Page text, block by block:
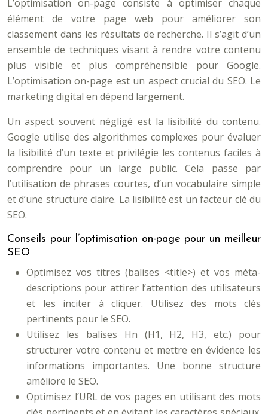
L’optimisation on-page consiste à optimiser chaque
élément de votre page web pour améliorer son
classement dans les résultats de recherche. Il s’agit d’un
ensemble de techniques visant à rendre votre contenu
plus visible et plus compréhensible pour Google.
L’optimisation on-page est un aspect crucial du SEO. Le
marketing digital en dépend largement.
Un aspect souvent négligé est la lisibilité du contenu.
Google utilise des algorithmes complexes pour évaluer
la lisibilité d’un texte et privilégie les contenus faciles à
comprendre pour un large public. Cela passe par
l’utilisation de phrases courtes, d’un vocabulaire simple
et d’une structure claire. La lisibilité est un facteur clé du
SEO.
Conseils pour l’optimisation on-page pour un meilleur
SEO
Optimisez vos titres (balises <title>) et vos méta-
descriptions pour attirer l’attention des utilisateurs
et les inciter à cliquer. Utilisez des mots clés
pertinents pour le SEO.
Utilisez les balises Hn (H1, H2, H3, etc.) pour
structurer votre contenu et mettre en évidence les
informations importantes. Une bonne structure
améliore le SEO.
Optimisez l’URL de vos pages en utilisant des mots